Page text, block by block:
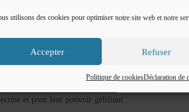
utilisons des cookies pour optimiser notre site web et notre
Accepter Refuser
Politique de cookiesDéclaration de
facile à réaliser, puisque c’est la saison , une
et pour leur pouvoir gélifiant .